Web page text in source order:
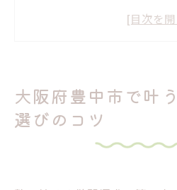
塾口コミや評判から
大阪府豊中市で叶
選びのコツ